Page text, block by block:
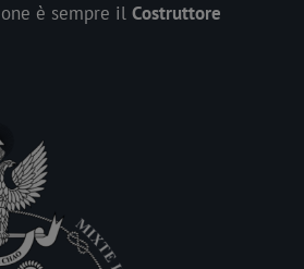
è sempre il Costruttore